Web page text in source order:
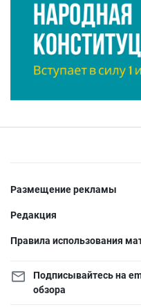
Размещение рекламы
Редакция
Правила использования
Подписывайтесь на
обзора